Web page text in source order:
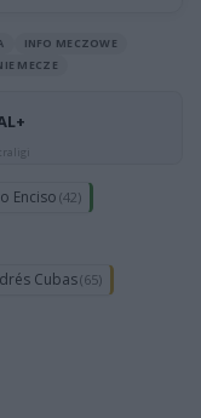
INFO MECZOWE
MECZE
Enciso(42)
Cubas(65)